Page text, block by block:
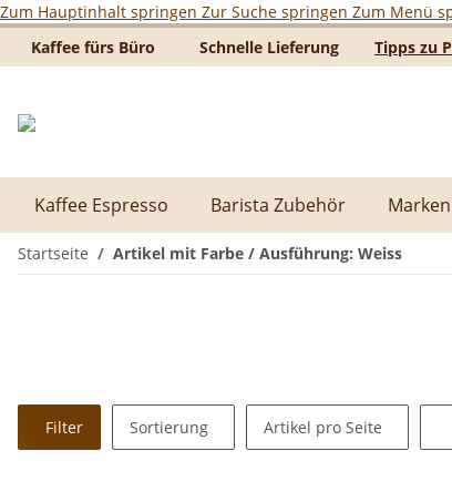
Zum Hauptinhalt springen Zur Suche springen Zum Menü
Kaffee fürs Büro
Schnelle Lieferung Tipps zu
Kaffee Espresso Barista Zubehör
Startseite Artikel mit Farbe / Ausführung: Weiss
Filter Sortierung Artikel pro Seite